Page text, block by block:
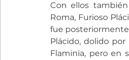
Con ellos
Roma, Furioso
fue
Plácido, dolido
Flaminia, pero en